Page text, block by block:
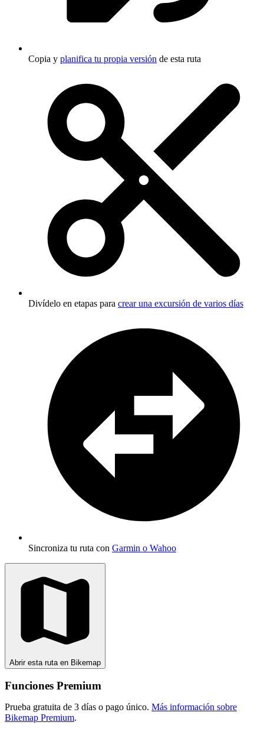
Copia y planifica tu propia versión de esta ruta
Divídelo en etapas para crear una excursión de varios días
Sincroniza tu ruta con Garmin o Wahoo
Abrir esta ruta en Bikemap
Funciones Premium
Prueba gratuita de 3 días o pago único. Más información sobre
Bikemap Premium.